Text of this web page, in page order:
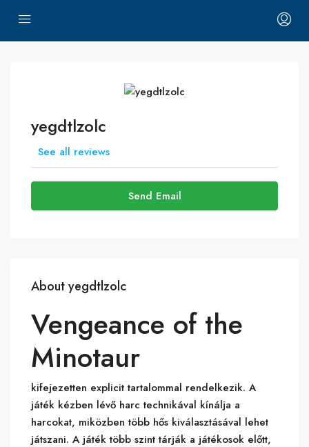
yegdtlzolc
See all reviews
Send Email
About yegdtlzolc
Vengeance of the
Minotaur
kifejezetten explicit tartalommal rendelkezik. A
játék kézben lévő harc technikával kínálja a
harcokat, miközben több hős kiválasztásával lehet
játszani. A játék több szint tárják a játékosok előtt,